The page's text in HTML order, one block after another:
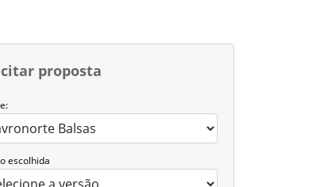
proposta
escolhida